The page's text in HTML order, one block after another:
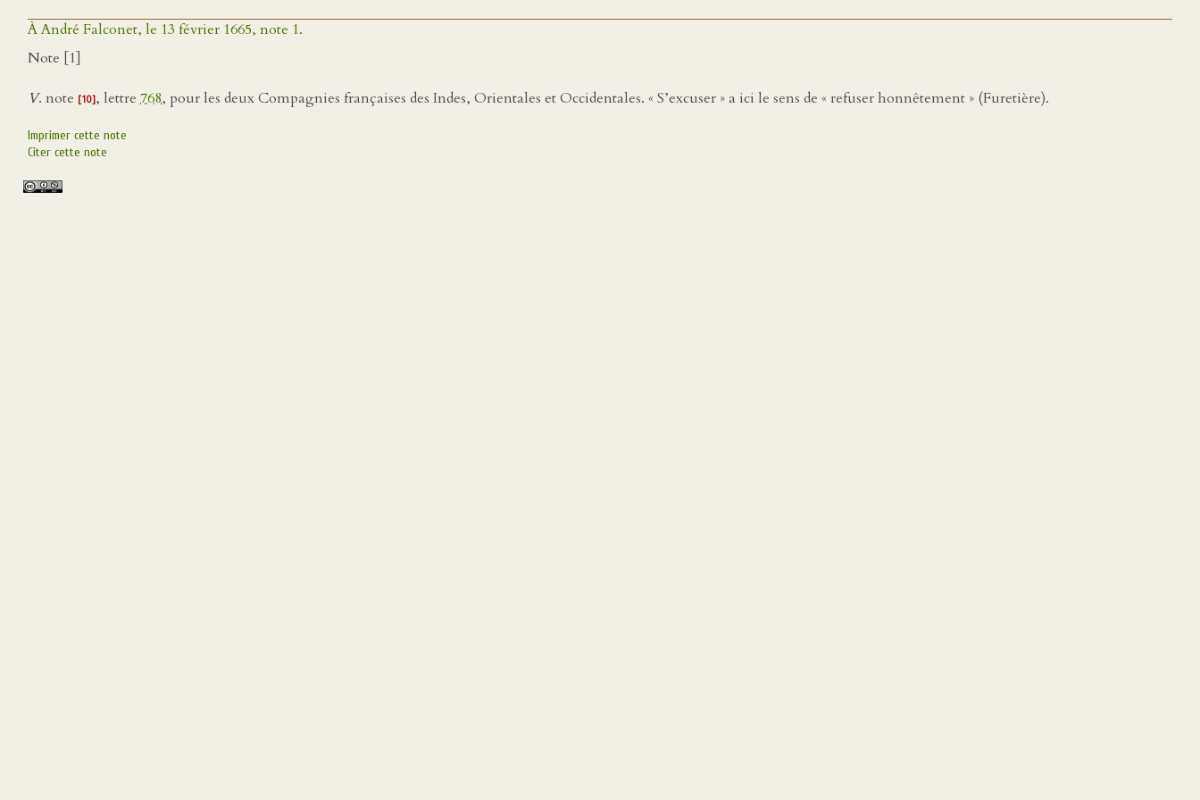
À André Falconet, le 13 février 1665, note 1.
Note [1]
V. note [10], lettre 768, pour les deux Compagnies françaises des Indes, Orientales et Occidentales. « S’excuser » a ici le sens de « refuser honnêtement » (Furetière).
Imprimer cette note
Citer cette note